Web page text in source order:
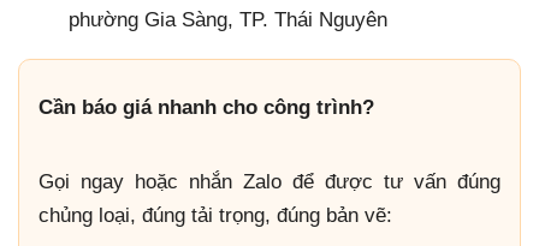
phường Gia Sàng, TP. Thái Nguyên
Cần báo giá nhanh cho công trình?
Gọi ngay hoặc nhắn Zalo để được tư vấn đúng
chủng loại, đúng tải trọng, đúng bản vẽ: